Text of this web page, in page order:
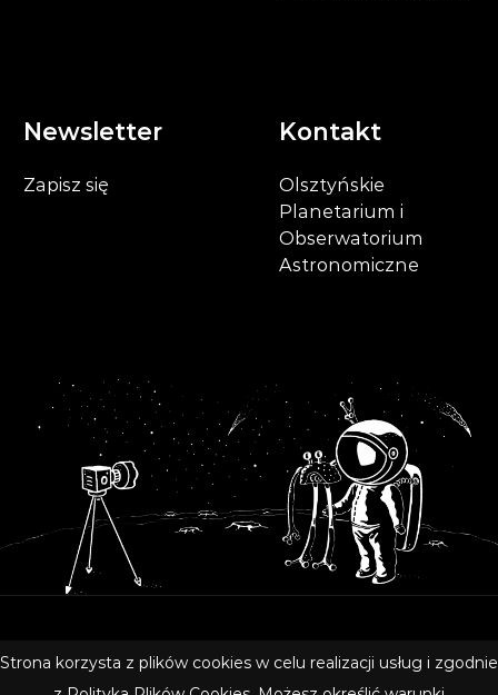
Strona korzysta z plików cookies w celu realizacji usług i zgodnie
Newsletter
Zapisz się
Kontakt
Olsztyńskie
Planetarium i
Obserwatorium
Astronomiczne
Astronomiczne